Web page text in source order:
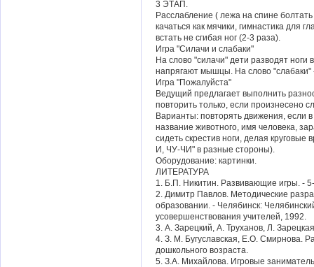
3 ЭТАП.
Расслабление ( лежа на спине
качаться как мячики, гимнастика для
встать не сгибая ног (2-3 раза).
Игра "Силачи и слабаки"
На слово "силачи" дети разводят ноги
напрягают мышцы. На слово "слабаки"
Игра "Пожалуйста"
Ведущий предлагает выполнить
повторить только, если произнесено
Варианты: повторять движения, если
название животного, имя человека,
сидеть скрестив ноги, делая
И, ЧУ-ЧИ" в разные стороны).
Оборудование: картинки.
ЛИТЕРАТУРА
1. Б.П. Никитин. Развивающие игры. -
2. Димитр Павлов. Методические
образовании. - Челябинск:
усовершенствования учителей, 1992.
3. А. Зарецкий, А. Труханов, Л.
4. З. М. Бугуславская, Е.О. Смирнова.
дошкольного возраста.
5. З.А. Михайлова. Игровые